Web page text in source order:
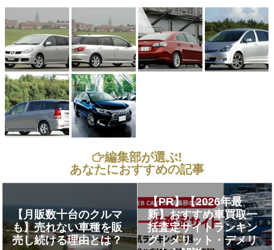
編集部が選ぶ!
あなたにおすすめの記事
【月販数十台のクルマ
も】売れない車種を販
売し続ける理由とは？
【PR】【2026年最
新】おすすめ車買取一
括査定サイトランキン
グ｜メリット・デメリ